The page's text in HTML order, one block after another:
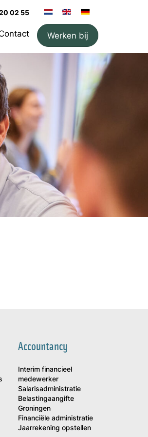
02 55
Werken bij
Accountancy
Interim financieel
medewerker
Salarisadministratie
Belastingaangifte
Groningen
Financiële administratie
Jaarrekening opstellen